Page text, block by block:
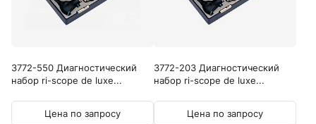
3772-550 Диагностический
набор ri-scope de luxe...
Цена по запросу
3772-203 Диагностический
набор ri-scope de luxe...
Цена по запросу